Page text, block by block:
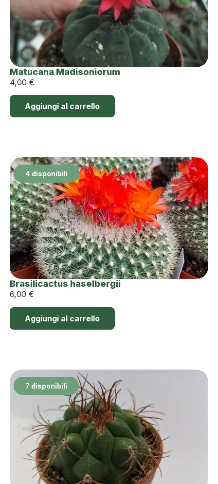
Matucana Madisoniorum
4,00 €
Aggiungi al carrello
4 disponibili
Brasilicactus haselbergii
6,00 €
Aggiungi al carrello
7 disponibili